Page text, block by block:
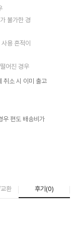
불가한 경
용 흔적이
어진 경우
취소 시 이미 출고
우 편도 배송비가
환 후기(0)